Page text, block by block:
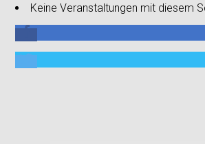
Keine Veranstaltungen mit diesem